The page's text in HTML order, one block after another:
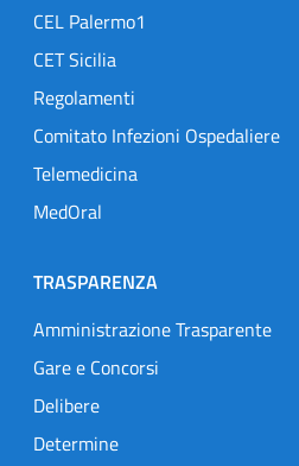
CEL Palermo1
CET Sicilia
Regolamenti
Comitato Infezioni Ospedaliere
Telemedicina
MedOral
TRASPARENZA
Amministrazione Trasparente
Gare e Concorsi
Delibere
Determine